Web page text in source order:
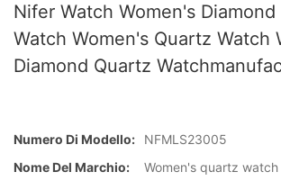
Nifer Watch Women's
Watch Women's Quartz Watch
Diamond Quartz
Numero Di Modello:
NFMLS23005
Nome Del Marchio:
Women's quartz watch